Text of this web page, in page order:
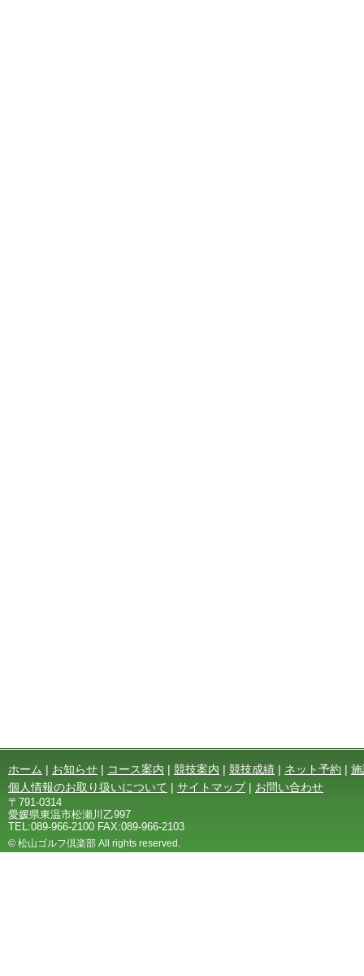
ホーム | お知らせ | コース案内 | 競技案内 | 競技成績 | ネット予約 |
個人情報のお取り扱いについて | サイトマップ | お問い合わせ
〒791-0314
愛媛県東温市松瀬川乙997
TEL:089-966-2100 FAX:089-966-2103
© 松山ゴルフ倶楽部 All rights reserved.